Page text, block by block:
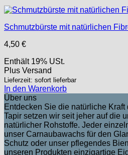
Schmutzbürste mit natürlichen
4,50 €
Enthält 19% USt.
Plus Versand
Lieferzeit: sofort lieferbar
In den Warenkorb
Über uns
Entdecken Sie die natürliche Kraft
Tapir setzen wir seit jeher auf die
natürlicher Rohstoffe. Jeder
unser Carnaubawachs für den
Schutz oder unser pflegendes
unseren Produkten einzigartige